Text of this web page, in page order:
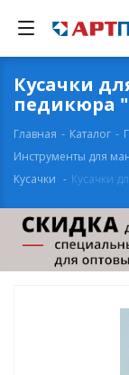
Кусачки
педикюра
Главная - Каталог -
Инструменты для
Кусачки - Кусачки